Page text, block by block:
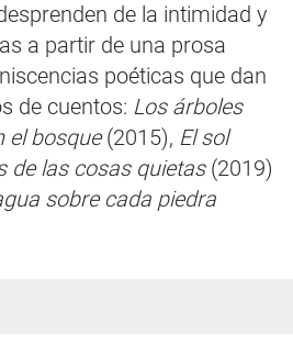
de la intimidad y
a partir de una prosa
poéticas que dan
de cuentos: Los árboles
el bosque(2015), El sol
de las cosas quietas(2019)
sobre cada piedra